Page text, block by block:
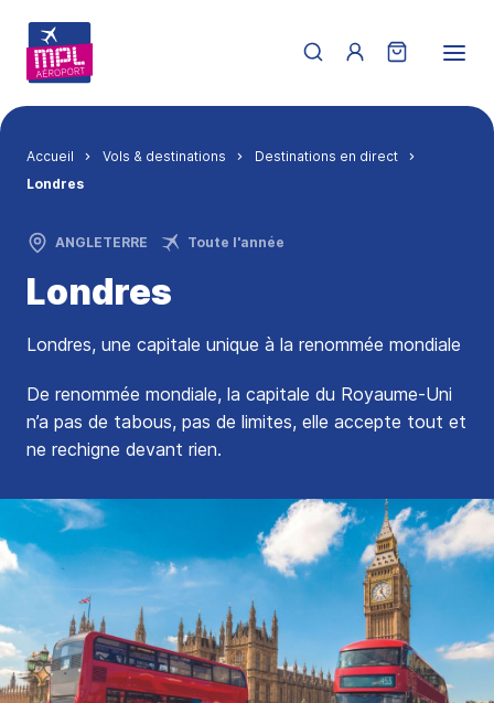
Fil d'Ariane
Accueil Vols & destinations
Destinations en direct
Londres
ANGLETERRE Toute l'année
Londres
Londres, une capitale unique à la renommée mondiale
De renommée mondiale, la capitale du Royaume-Uni
n’a pas de tabous, pas de limites, elle accepte tout et
ne rechigne devant rien.